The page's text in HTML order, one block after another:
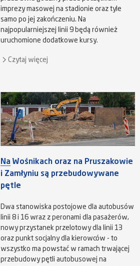
imprezy masowej na stadionie oraz tyle
samo po jej zakończeniu. Na
najpopularniejszej linii 9 będą również
uruchomione dodatkowe kursy.
Czytaj więcej
Na Wośnikach oraz na Pruszakowie
i Zamłyniu są przebudowywane
pętle
Dwa stanowiska postojowe dla autobusów
linii 8 i 16 wraz z peronami dla pasażerów,
nowy przystanek przelotowy dla linii 13
oraz punkt socjalny dla kierowców - to
wszystko ma powstać w ramach trwającej
przebudowy pętli autobusowej na